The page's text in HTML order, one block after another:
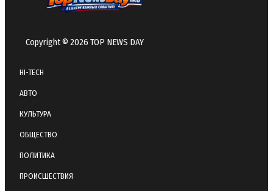
Copyright © 2026 TOP NEWS DAY
HI-TECH
АВТО
КУЛЬТУРА
ОБЩЕСТВО
ПОЛИТИКА
ПРОИСШЕСТВИЯ